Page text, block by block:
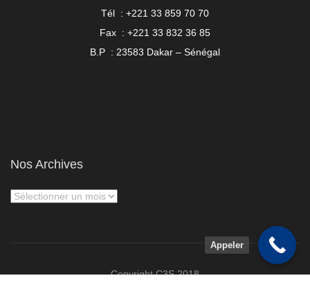
Tél : +221 33 859 70 70
Fax : +221 33 832 36 85
B.P : 23583 Dakar – Sénégal
Nos Archives
Copyright C3S 2018
Appeler